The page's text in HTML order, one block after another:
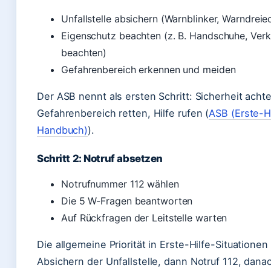
Unfallstelle absichern (Warnblinker,
Eigenschutz beachten (z. B. Handschuhe,
beachten)
Gefahrenbereich erkennen und meiden
Der ASB nennt als ersten Schritt: Sicherheit
Gefahrenbereich retten, Hilfe rufen (ASB (Erste-
Handbuch)).
Schritt 2: Notruf absetzen
Notrufnummer 112 wählen
Die 5 W-Fragen beantworten
Auf Rückfragen der Leitstelle warten
Die allgemeine Priorität in Erste-Hilfe-
Absichern der Unfallstelle, dann Notruf 112,